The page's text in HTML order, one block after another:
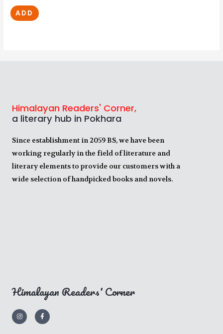
ADD
Himalayan Readers' Corner,
a literary hub in Pokhara
Since establishment in 2059 BS, we have been
working regularly in the field of literature and
literary elements to provide our customers with a
wide selection of handpicked books and novels.
Himalayan Readers' Corner